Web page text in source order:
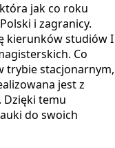
jak co roku
i zagranicy.
kierunków studiów I
Co
trybie stacjonarnym,
jest z
Dzięki temu
do swoich